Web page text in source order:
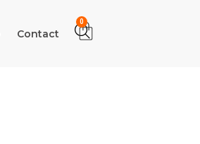
Contact
0